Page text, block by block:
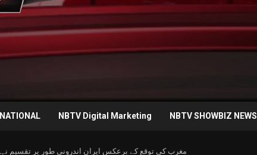
NBTV Digital Marketing NBTV SHOWBIZ NEWS
مغرب کی توقع کے برعکس ایران اندرونی طور پر تقسیم